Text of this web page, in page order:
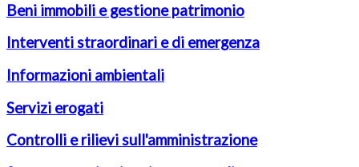
Beni immobili e gestione patrimonio
Interventi straordinari e di emergenza
Informazioni ambientali
Servizi erogati
Controlli e rilievi sull'amministrazione